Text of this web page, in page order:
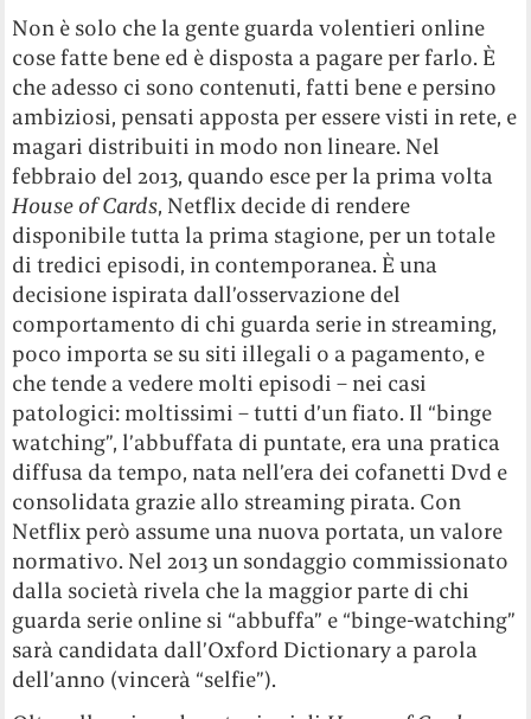
Non è solo che la gente guarda volentieri online
cose fatte bene ed è disposta a pagare per farlo. È
che adesso ci sono contenuti, fatti bene e persino
ambiziosi, pensati apposta per essere visti in rete, e
magari distribuiti in modo non lineare. Nel
febbraio del 2013, quando esce per la prima volta
House of Cards, Netflix decide di rendere
disponibile tutta la prima stagione, per un totale
di tredici episodi, in contemporanea. È una
decisione ispirata dall’osservazione del
comportamento di chi guarda serie in streaming,
poco importa se su siti illegali o a pagamento, e
che tende a vedere molti episodi – nei casi
patologici: moltissimi – tutti d’un fiato. Il “binge
watching”, l’abbuffata di puntate, era una pratica
diffusa da tempo, nata nell’era dei cofanetti Dvd e
consolidata grazie allo streaming pirata. Con
Netflix però assume una nuova portata, un valore
normativo. Nel 2013 un sondaggio commissionato
dalla società rivela che la maggior parte di chi
guarda serie online si “abbuffa” e “binge-watching”
sarà candidata dall’Oxford Dictionary a parola
dell’anno (vincerà “selfie”).